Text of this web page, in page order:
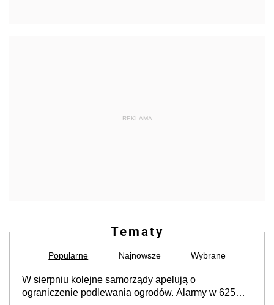
REKLAMA
Tematy
Popularne Najnowsze Wybrane
W sierpniu kolejne samorządy apelują o
ograniczenie podlewania ogrodów. Alarmy w 625